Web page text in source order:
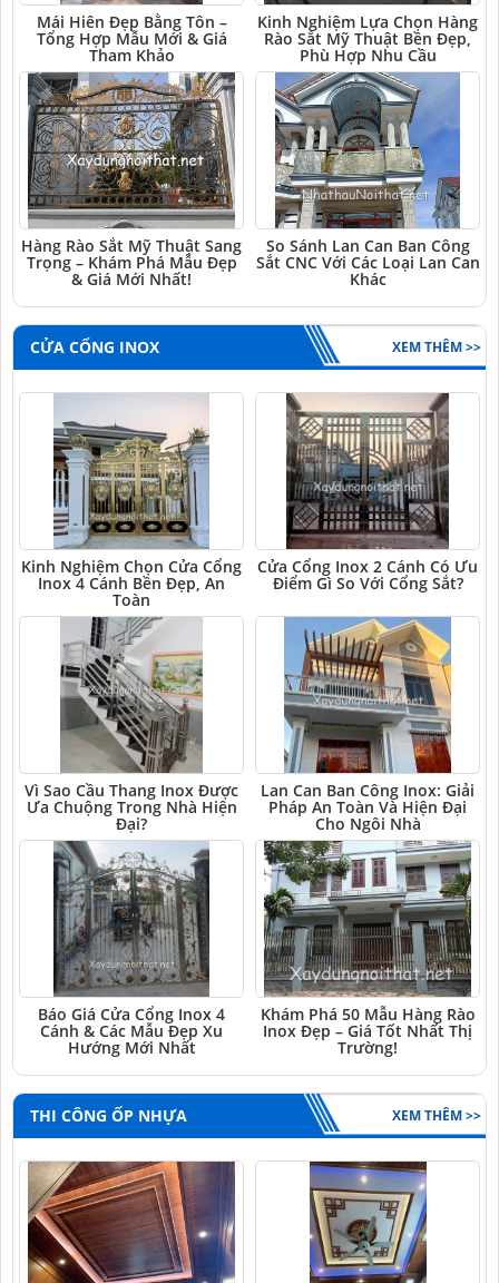
Mái Hiên Đẹp Bằng Tôn –
Tổng Hợp Mẫu Mới & Giá
Tham Khảo
Kinh Nghiệm Lựa Chọn Hàng
Rào Sắt Mỹ Thuật Bền Đẹp,
Phù Hợp Nhu Cầu
Hàng Rào Sắt Mỹ Thuật Sang
Trọng – Khám Phá Mẫu Đẹp
& Giá Mới Nhất!
So Sánh Lan Can Ban Công
Sắt CNC Với Các Loại Lan Can
Khác
CỬA CỔNG INOX XEM THÊM >>
Kinh Nghiệm Chọn Cửa Cổng
Inox 4 Cánh Bền Đẹp, An
Toàn
Cửa Cổng Inox 2 Cánh Có Ưu
Điểm Gì So Với Cổng Sắt?
Vì Sao Cầu Thang Inox Được
Ưa Chuộng Trong Nhà Hiện
Đại?
Lan Can Ban Công Inox: Giải
Pháp An Toàn Và Hiện Đại
Cho Ngôi Nhà
Báo Giá Cửa Cổng Inox 4
Cánh & Các Mẫu Đẹp Xu
Hướng Mới Nhất
Khám Phá 50 Mẫu Hàng Rào
Inox Đẹp – Giá Tốt Nhất Thị
Trường!
THI CÔNG ỐP NHỰA XEM THÊM >>